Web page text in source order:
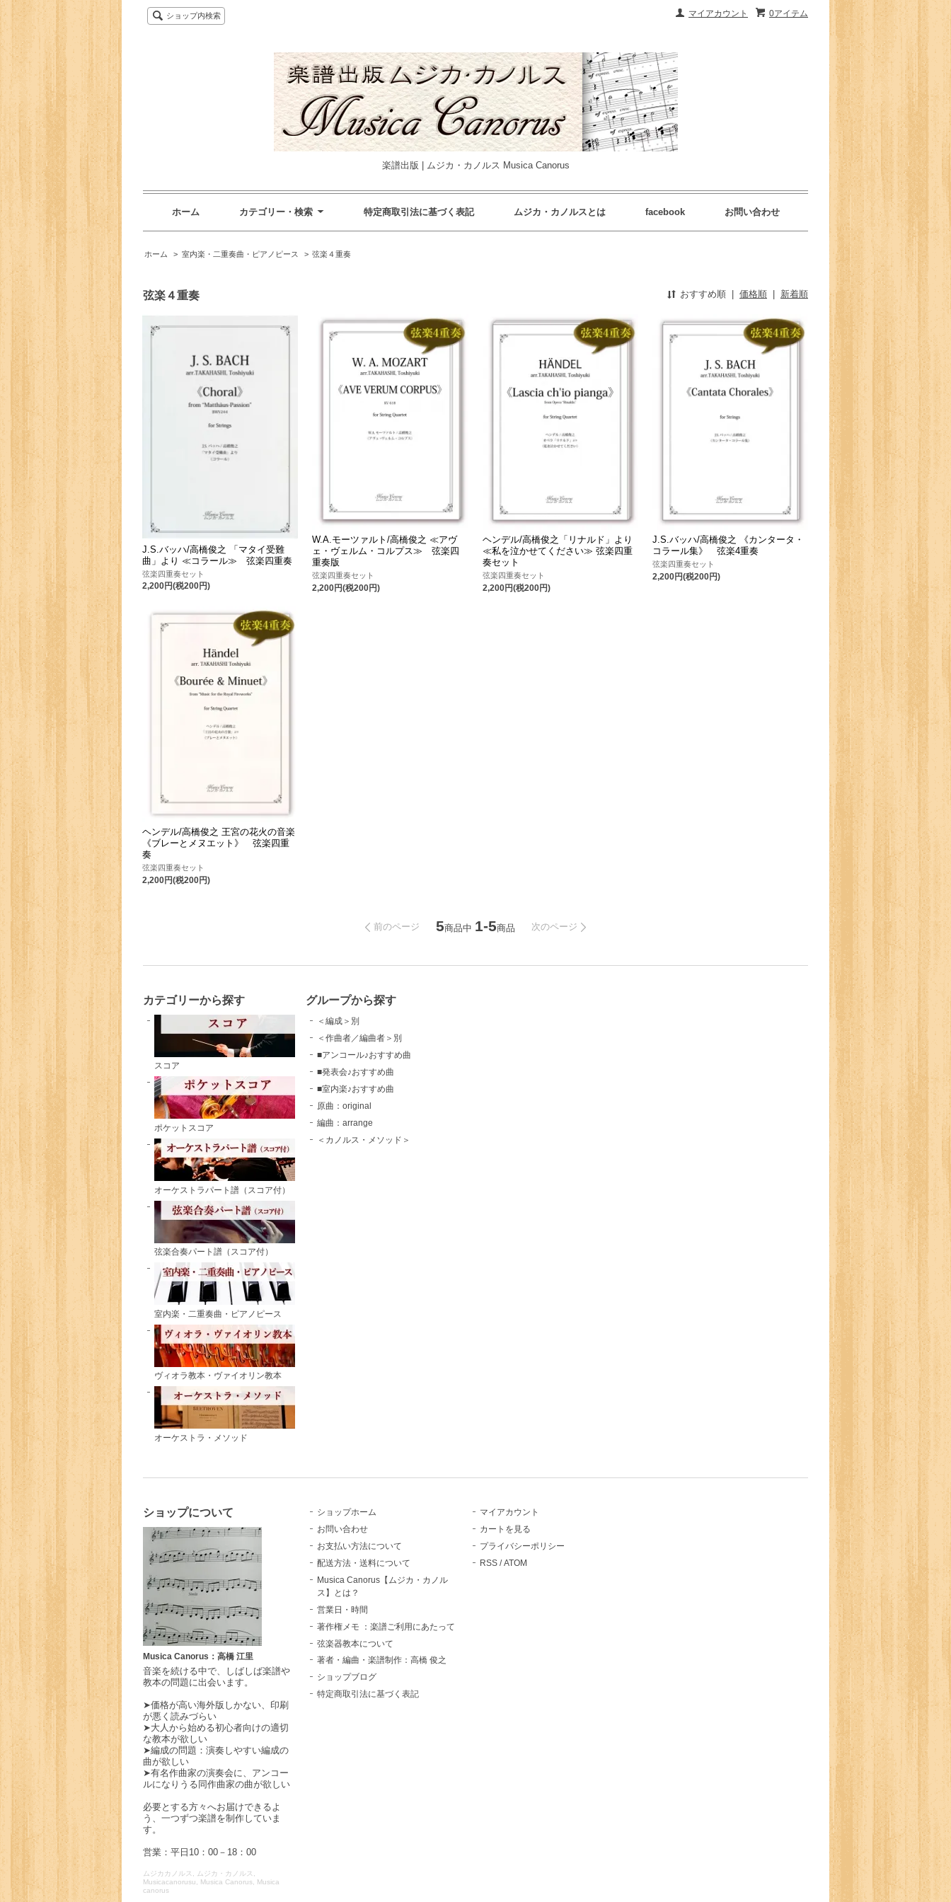
0アイテム
マイアカウント
ショップ内検索
楽譜出版 | ムジカ・カノルス Musica Canorus
ホーム カテゴリー・検索 特定商取引法に基づく表記 ムジカ・カノルスとは facebook お問い合わせ
ホーム > 室内楽・二重奏曲・ピアノピース > 弦楽４重奏
弦楽４重奏 おすすめ順 | 価格順 | 新着順
J.S.バッハ/高橋俊之 「マタイ受難
曲」より ≪コラール≫ 弦楽四重奏
弦楽四重奏セット
2,200円(税200円)
W.A.モーツァルト/高橋俊之 ≪アヴ
ェ・ヴェルム・コルプス≫ 弦楽四
重奏版
弦楽四重奏セット
2,200円(税200円)
ヘンデル/高橋俊之「リナルド」より
≪私を泣かせてください≫ 弦楽四重
奏セット
弦楽四重奏セット
2,200円(税200円)
J.S.バッハ/高橋俊之 《カンタータ・
コラール集》 弦楽4重奏
弦楽四重奏セット
2,200円(税200円)
ヘンデル/高橋俊之 王宮の花火の音楽
《ブレーとメヌエット》 弦楽四重
奏
弦楽四重奏セット
2,200円(税200円)
前のページ 5商品中 1-5商品 次のページ
カテゴリーから探す
スコア
ポケットスコア
オーケストラパート譜（スコア付）
弦楽合奏パート譜（スコア付）
室内楽・二重奏曲・ピアノピース
ヴィオラ教本・ヴァイオリン教本
オーケストラ・メソッド
グループから探す
＜編成＞別
＜作曲者／編曲者＞別
■アンコール♪おすすめ曲
■発表会♪おすすめ曲
■室内楽♪おすすめ曲
原曲：original
編曲：arrange
＜カノルス・メソッド＞
ショップについて
Musica Canorus：高橋 江里
音楽を続ける中で、しばしば楽譜や
教本の問題に出会います。
➤価格が高い海外版しかない、印刷
が悪く読みづらい
➤大人から始める初心者向けの適切
な教本が欲しい
➤編成の問題：演奏しやすい編成の
曲が欲しい
➤有名作曲家の演奏会に、アンコー
ルになりうる同作曲家の曲が欲しい
必要とする方々へお届けできるよ
う、一つずつ楽譜を制作していま
す。
営業：平日10：00－18：00
ムジカカノルス, ムジカ・カノルス,
Musicacanorusu, Musica Canorus, Musica
canorus
ショップホーム
お問い合わせ
お支払い方法について
配送方法・送料について
Musica Canorus【ムジカ・カノル
ス】とは？
営業日・時間
著作権メモ ：楽譜ご利用にあたって
弦楽器教本について
著者・編曲・楽譜制作：高橋 俊之
ショップブログ
特定商取引法に基づく表記
マイアカウント
カートを見る
プライバシーポリシー
RSS /ATOM